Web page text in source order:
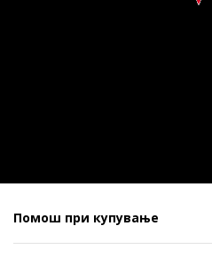
Помош при купување